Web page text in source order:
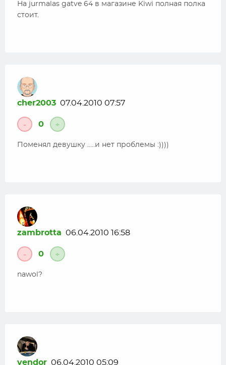
На jurmalas gatve 64 в магазине Kiwi полная полка
стоит.
cher2003 07.04.2010 07:57
- 0 +
Поменял девушку …..и нет проблемы :))))
zambrotta 06.04.2010 16:58
- 0 +
nawol?
vendor 06.04.2010 05:09